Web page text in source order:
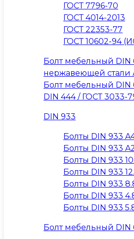
ГОСТ 7796-70
ГОСТ 4014-2013
ГОСТ 22353-77
ГОСТ 10602-94
Болт мебельный DIN
нержавеющей стали
Болт мебельный DIN
DIN 444 / ГОСТ 3033-
DIN 933
Болты DIN 933
Болты DIN 933
Болты DIN 933
Болты DIN 933
Болты DIN 933
Болты DIN 933
Болты DIN 933
Болт мебельный DIN